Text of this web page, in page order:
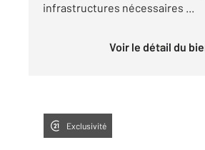
infrastructures nécessaires ...
Voir le détail du
Exclusivité